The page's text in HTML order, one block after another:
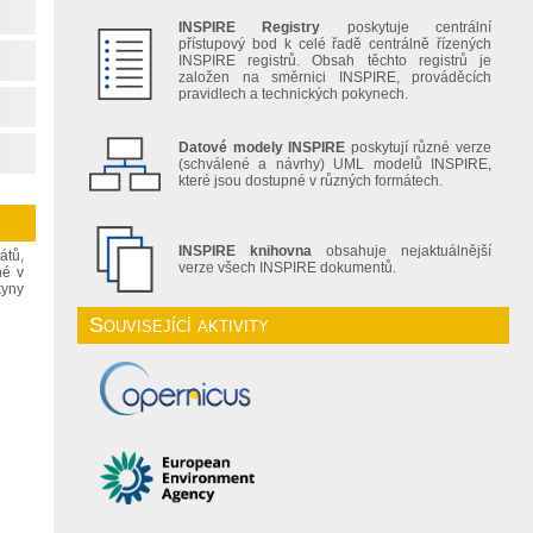
v
INSPIRE Registry poskytuje centrální
přístupový bod k celé řadě centrálně řízených
INSPIRE registrů. Obsah těchto registrů je
založen na směrnici INSPIRE, prováděcích
pravidlech a technických pokynech.
Datové modely INSPIRE poskytují různé verze
(schválené a návrhy) UML modelů INSPIRE,
které jsou dostupné v různých formátech.
INSPIRE knihovna obsahuje nejaktuálnější
verze všech INSPIRE dokumentů.
Související aktivity